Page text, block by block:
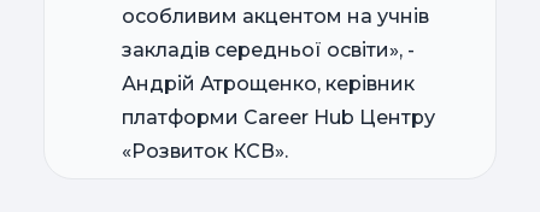
особливим акцентом на учнів
закладів середньої освіти», -
Андрій Атрощенко, керівник
платформи Career Hub Центру
«Розвиток КСВ».